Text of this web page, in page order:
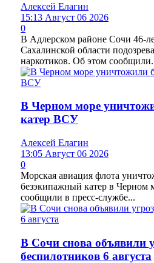
Алексей Елагин
15:13 Август 06 2026
0
В Адлерском районе Сочи 46-
Сахалинской области
наркотиков. Об этом
В Черном море
катер ВСУ
Алексей Елагин
13:05 Август 06 2026
0
Морская авиация флота
безэкипажный катер в Черном
сообщили в пресс-службе...
В Сочи снова объявили
беспилотников 6 августа